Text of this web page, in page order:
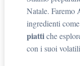
Natale. Faremo
ingredienti
piattiche
con i suoi